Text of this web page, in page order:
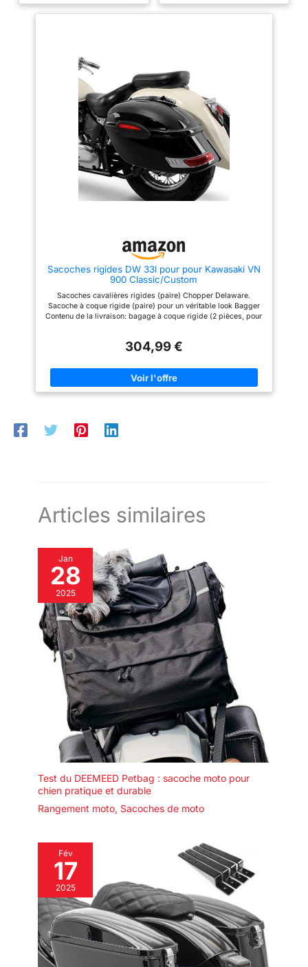
litres. Matériaux: ABS durable
de contenu sûr Important : Il
s'agit d'un article universel, non
adapté à un modèle spécifique.
Dans de nombreux cas, des
ajustements individuels sont
nécessaires pour le montage.
Veuillez utiliser les dimensions
et les images pour vérifier s'il
est possible de monter
litres. Matériaux: ABS durable
s'agit d'un article universel, non
adapté à un modèle spécifique.
Dans de nombreux cas, des
ajustements individuels sont
nécessaires pour le montage.
Veuillez utiliser les dimensions
et les images pour vérifier s'il
est possible de monter
Sacoches rigides DW 33l pour pour Kawasaki VN
900 Classic/Custom
Sacoches cavalières rigides (paire) Chopper Delaware.
Sacoche à coque rigide (paire) pour un véritable look Bagger
Contenu de la livraison: bagage à coque rigide (2 pièces, pour
Matériaux: ABS durable Feux arrières intégrés (peut être
verrouillable pour un stockage de contenu sûr Important : Il
s'agit d'un article universel, non adapté à un modèle
spécifique. Dans de nombreux cas, des ajustements
304,99 €
Articles similaires
Jan
28
2025
Test du DEEMEED Petbag : sacoche moto pour
chien pratique et durable
Rangement moto, Sacoches de moto
Fév
17
2025